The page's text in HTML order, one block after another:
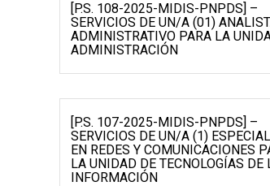
[P.S. 108-2025-MIDIS-PNPDS] –
SERVICIOS DE UN/A (01)
ADMINISTRATIVO PARA LA
ADMINISTRACIÓN
[P.S. 107-2025-MIDIS-PNPDS] –
SERVICIOS DE UN/A (1)
EN REDES Y COMUNICACIONES
LA UNIDAD DE TECNOLOGÍAS DE
INFORMACIÓN